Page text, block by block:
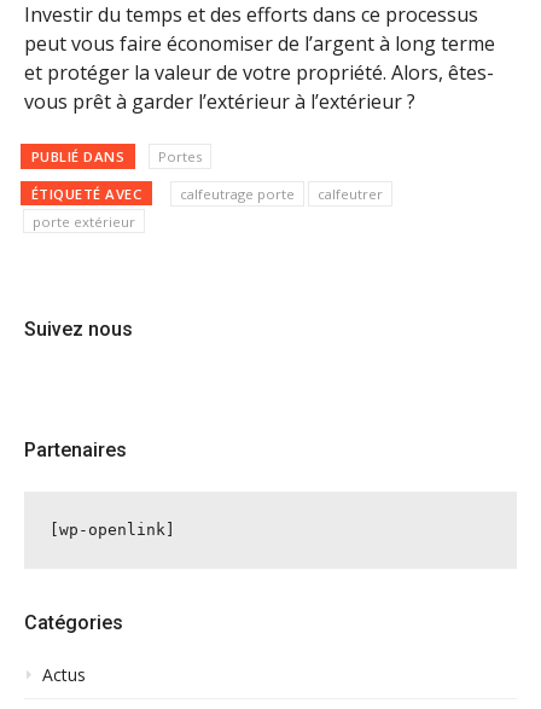
Investir du temps et des efforts dans ce processus
peut vous faire économiser de l’argent à long terme
et protéger la valeur de votre propriété. Alors, êtes-
vous prêt à garder l’extérieur à l’extérieur ?
PUBLIÉ DANS Portes
ÉTIQUETÉ AVEC calfeutrage porte
calfeutrer
porte extérieur
Suivez nous
Partenaires
[wp-openlink]
Catégories
Actus